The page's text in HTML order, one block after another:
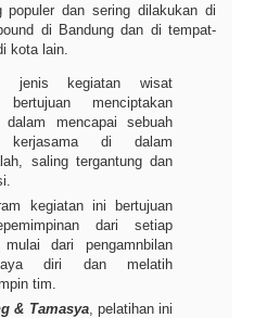
dan sering dilakukan di
di Bandung dan di tempat-
kota lain.
jenis kegiatan wisat
menciptakan
mencapai sebuah
kerjasama di dalam
saling tergantung dan
kegiatan ini bertujuan
dari setiap
dari pengamnbilan
diri dan melatih
tim.
& Tamasya, pelatihan ini